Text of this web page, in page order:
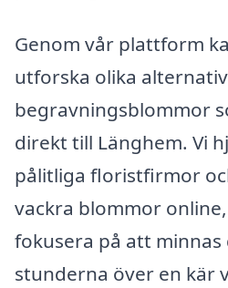
Genom vår plattform
utforska olika
begravningsblommor
direkt till Länghem. Vi
pålitliga floristfirmor
vackra blommor
fokusera på att minnas
stunderna över en kär